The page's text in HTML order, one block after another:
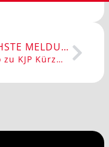
NÄCHSTE MELDUNG
Demo zu KJP Kürzungen am 20.09.